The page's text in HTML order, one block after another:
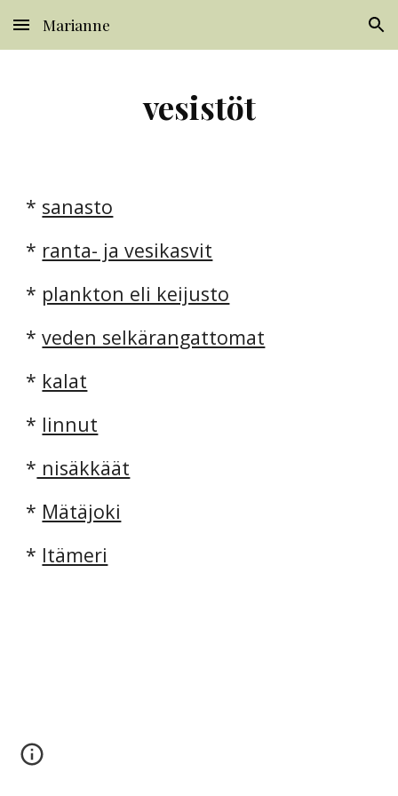
Skip to main content Skip to navigation
Marianne
vesistöt
* sanasto
* ranta- ja vesikasvit
* plankton eli keijusto
* veden selkärangattomat
* kalat
* linnut
* nisäkkäät
* Mätäjoki
* Itämeri